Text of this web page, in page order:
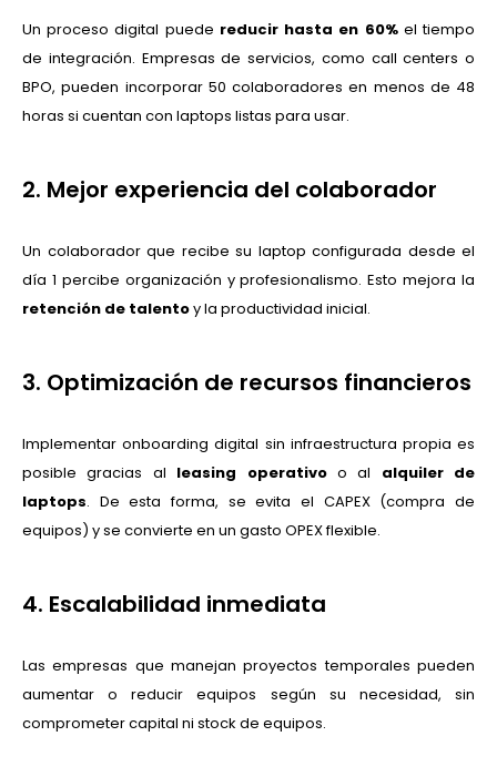
Un proceso digital puede reducir hasta en 60%el tiempo
de integración. Empresas de servicios, como call centers o
BPO, pueden incorporar 50 colaboradores en menos de 48
horas si cuentan con laptops listas para usar.
2. Mejor experiencia del colaborador
Un colaborador que recibe su laptop configurada desde el
día 1 percibe organización y profesionalismo. Esto mejora la
retención de talentoy la productividad inicial.
3. Optimización de recursos financieros
Implementar onboarding digital sin infraestructura propia es
posible gracias al leasing operativoo al alquiler de
laptops. De esta forma, se evita el CAPEX (compra de
equipos) y se convierte en un gasto OPEX flexible.
4. Escalabilidad inmediata
Las empresas que manejan proyectos temporales pueden
aumentar o reducir equipos según su necesidad, sin
comprometer capital ni stock de equipos.